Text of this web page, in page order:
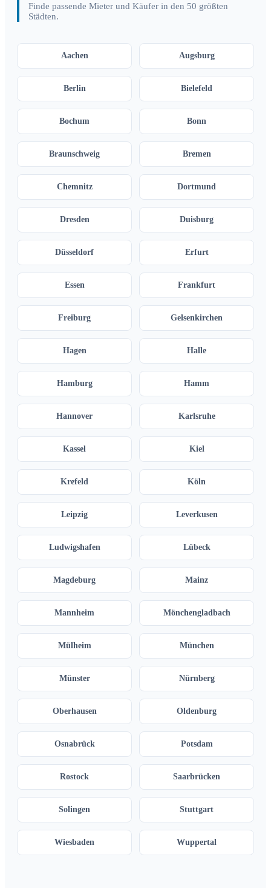
Finde passende Mieter und Käufer in den 50 größten
Städten.
Aachen Augsburg
Berlin Bielefeld
Bochum Bonn
Braunschweig Bremen
Chemnitz Dortmund
Dresden Duisburg
Düsseldorf Erfurt
Essen Frankfurt
Freiburg Gelsenkirchen
Hagen Halle
Hamburg Hamm
Hannover Karlsruhe
Kassel Kiel
Krefeld Köln
Leipzig Leverkusen
Ludwigshafen Lübeck
Magdeburg Mainz
Mannheim Mönchengladbach
Mülheim München
Münster Nürnberg
Oberhausen Oldenburg
Osnabrück Potsdam
Rostock Saarbrücken
Solingen Stuttgart
Wiesbaden Wuppertal